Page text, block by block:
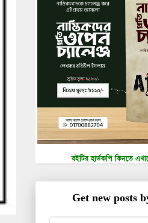
বইটির হার্ডকপি কিনতে
Get new posts